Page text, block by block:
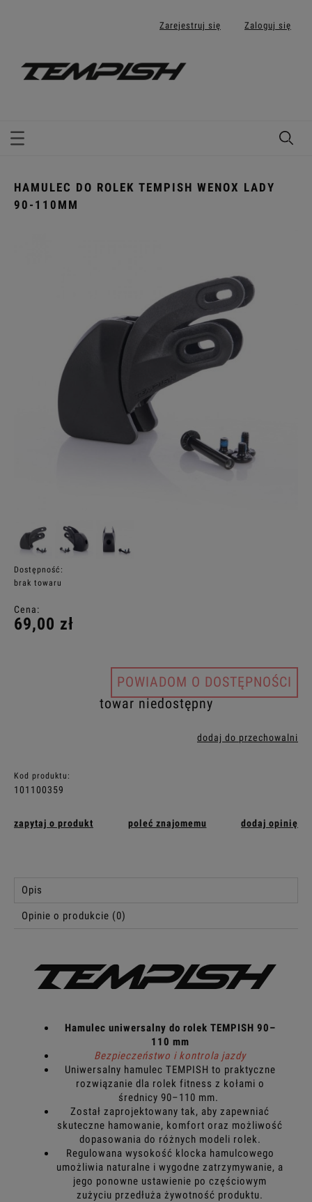
Zarejestruj się Zaloguj się
HAMULEC DO ROLEK TEMPISH WENOX LADY
90-110MM
Dostępność:
brak towaru
Cena:
69,00 zł
POWIADOM O DOSTĘPNOŚCI
towar niedostępny
dodaj do przechowalni
Kod produktu:
101100359
zapytaj o produkt poleć znajomemu dodaj opinię
Opis
Opinie o produkcie (0)
Hamulec uniwersalny do rolek TEMPISH 90–
110 mm
Bezpieczeństwo i kontrola jazdy
Uniwersalny hamulec TEMPISH to praktyczne
rozwiązanie dla rolek fitness z kołami o
średnicy 90–110 mm.
Został zaprojektowany tak, aby zapewniać
skuteczne hamowanie, komfort oraz możliwość
dopasowania do różnych modeli rolek.
Regulowana wysokość klocka hamulcowego
umożliwia naturalne i wygodne zatrzymywanie, a
jego ponowne ustawienie po częściowym
zużyciu przedłuża żywotność produktu.